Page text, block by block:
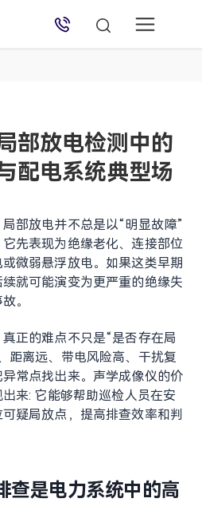
部放电检测中的
配电系统典型场
部放电并不总是以“明显故障”
先表现为绝缘老化、连接部位
微弱悬浮放电。如果这类早期
就可能演变为更严重的绝缘失
。
正的难点不只是“是否存在局
距离远、带电风险高、干扰复
常点找出来。声学成像仪的价
来: 它能够帮助巡检人员在安
疑局放点，提高排查效率和判
查是电力系统中的高